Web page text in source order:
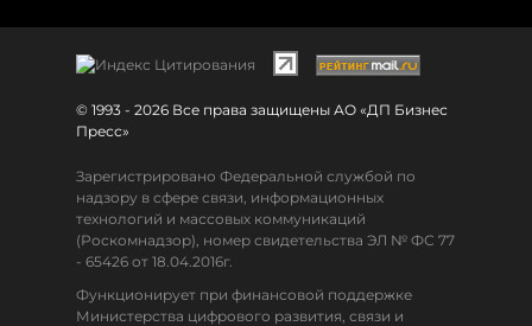
© 1993 - 2026 Все права защищены АО «ДП Бизнес
Пресс»
Зарегистрировано Федеральной службой по
надзору в сфере связи, информационных
технологий и массовых коммуникаций
(Роскомнадзор), номер свидетельства ЭЛ № ФС 77
- 65426 от 18.04.2016г.
Функционирует при финансовой поддержке
Министерства цифрового развития, связи и